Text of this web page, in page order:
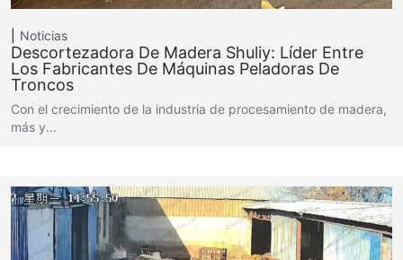
Noticias
Descortezadora De Madera Shuliy: Líder Entre
Los Fabricantes De Máquinas Peladoras De
Troncos
Con el crecimiento de la industria de procesamiento de madera,
más y...